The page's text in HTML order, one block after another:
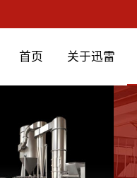
首页 关于迅雷